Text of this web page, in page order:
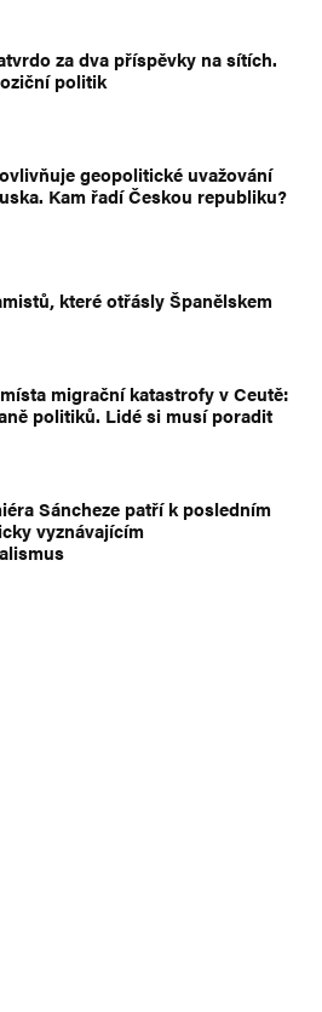
za dva příspěvky na sítích.
politik
geopolitické uvažování
Kam řadí Českou republiku?
které otřásly Španělskem
migrační katastrofy v Ceutě:
politiků. Lidé si musí poradit
Sáncheze patří k posledním
vyznávajícím